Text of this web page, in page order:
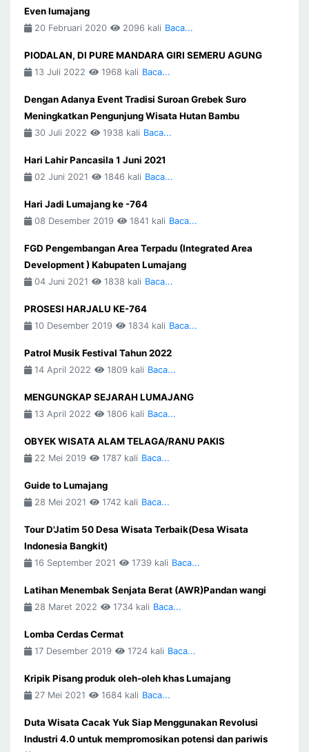
Even lumajang
20 Februari 2020 2096 kali Baca...
PIODALAN, DI PURE MANDARA GIRI SEMERU AGUNG
13 Juli 2022 1968 kali Baca...
Dengan Adanya Event Tradisi Suroan Grebek Suro
Meningkatkan Pengunjung Wisata Hutan Bambu
30 Juli 2022 1938 kali Baca...
Hari Lahir Pancasila 1 Juni 2021
02 Juni 2021 1846 kali Baca...
Hari Jadi Lumajang ke -764
08 Desember 2019 1841 kali Baca...
FGD Pengembangan Area Terpadu (Integrated Area
Development ) Kabupaten Lumajang
04 Juni 2021 1838 kali Baca...
PROSESI HARJALU KE-764
10 Desember 2019 1834 kali Baca...
Patrol Musik Festival Tahun 2022
14 April 2022 1809 kali Baca...
MENGUNGKAP SEJARAH LUMAJANG
13 April 2022 1806 kali Baca...
OBYEK WISATA ALAM TELAGA/RANU PAKIS
22 Mei 2019 1787 kali Baca...
Guide to Lumajang
28 Mei 2021 1742 kali Baca...
Tour D'Jatim 50 Desa Wisata Terbaik(Desa Wisata
Indonesia Bangkit)
16 September 2021 1739 kali Baca...
Latihan Menembak Senjata Berat (AWR)Pandan wangi
28 Maret 2022 1734 kali Baca...
Lomba Cerdas Cermat
17 Desember 2019 1724 kali Baca...
Kripik Pisang produk oleh-oleh khas Lumajang
27 Mei 2021 1684 kali Baca...
Duta Wisata Cacak Yuk Siap Menggunakan Revolusi
Industri 4.0 untuk mempromosikan potensi dan pariwis